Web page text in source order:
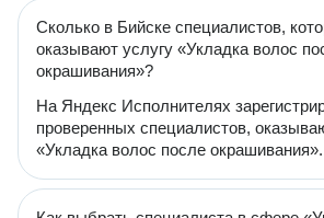
Сколько в Бийске специалистов,
оказывают услугу «Укладка волос
окрашивания»?
На Яндекс Исполнителях
проверенных специалистов,
«Укладка волос после окрашивания».